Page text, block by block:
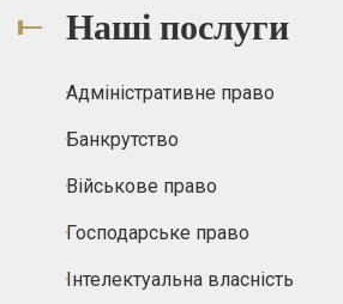
Наші послуги
Адміністративне право
Банкрутство
Військове право
Господарське право
Інтелектуальна власність